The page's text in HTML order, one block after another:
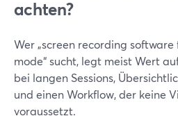
achten?
Wer „screen recording
mode“ sucht, legt meist Wert
bei langen Sessions,
und einen Workflow, der keine
voraussetzt.